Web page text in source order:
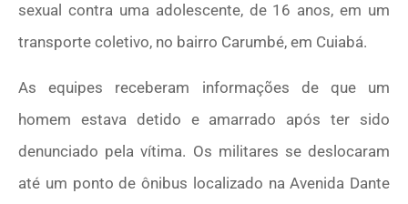
sexual contra uma adolescente, de 16 anos, em um
transporte coletivo, no bairro Carumbé, em Cuiabá.
As equipes receberam informações de que um
homem estava detido e amarrado após ter sido
denunciado pela vítima. Os militares se deslocaram
até um ponto de ônibus localizado na Avenida Dante